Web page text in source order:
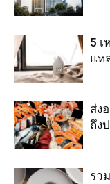
5
แห
ส่ง
ถึง
รว